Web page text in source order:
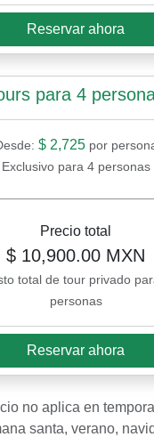
Reservar ahora
para 4
$ 2,725 por
Exclusivo para 4 personas
Precio total
$ 10,900.00 MXN
total de tour privado
personas
Reservar ahora
no aplica en
santa, verano,